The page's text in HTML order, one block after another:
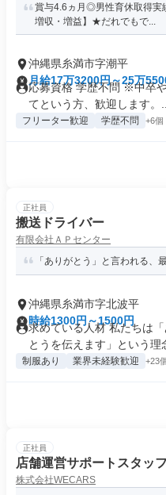
賞与4.6ヵ月◎男性育休取得実
増収・増益】★だれでもで...
沖縄県糸満市字潮平
月給17万3200円～25万
応募資格 学歴不問 ※中卒
てという方、歓迎します。...
フリーター歓迎 学歴不問 +6個
正社員
搬送ドライバー
有限会社ＡＰセンター
「ありがとう」と言われる、
沖縄県糸満市字北波平
時給1300円～1500円
求めている人材 私たちは
とうを伝えます」という理
制服あり 業界未経験歓迎 +23
正社員
店舗運営サポートスタッ
株式会社WECARS